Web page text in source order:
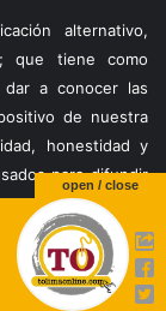
alternativo,
que tiene como
a conocer las
de nuestra
honestidad y
para difundir
open / close